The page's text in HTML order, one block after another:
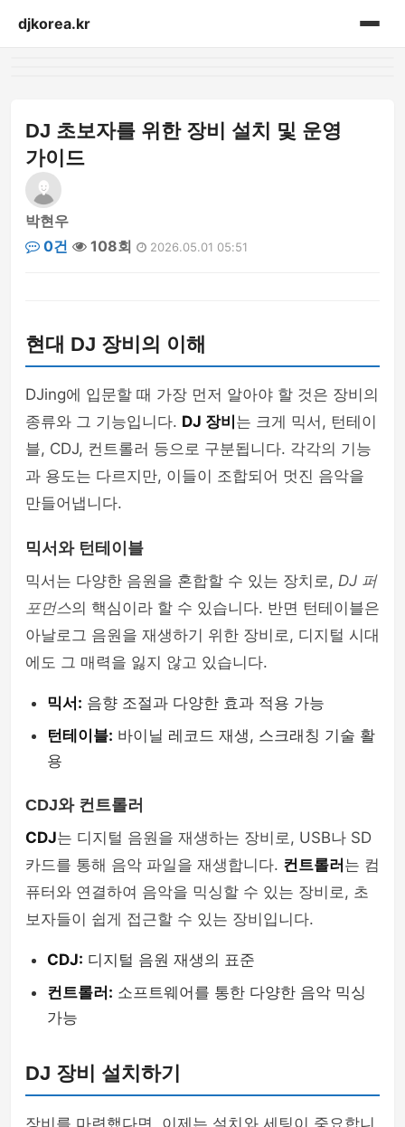
djkorea.kr
DJ 초보자를 위한 장비 설치 및 운영
가이드
박현우
0건
108회 2026.05.01 05:51
현대 DJ 장비의 이해
DJing에 입문할 때 가장 먼저 알아야 할 것은 장비의
종류와 그 기능입니다. DJ 장비 는 크게 믹서, 턴테이
블, CDJ, 컨트롤러 등으로 구분됩니다. 각각의 기능
과 용도는 다르지만, 이들이 조합되어 멋진 음악을
만들어냅니다.
믹서와 턴테이블
믹서는 다양한 음원을 혼합할 수 있는 장치로, DJ 퍼
포먼스의 핵심이라 할 수 있습니다. 반면 턴테이블은
아날로그 음원을 재생하기 위한 장비로, 디지털 시대
에도 그 매력을 잃지 않고 있습니다.
믹서: 음향 조절과 다양한 효과 적용 가능
턴테이블: 바이닐 레코드 재생, 스크래칭 기술 활
용
CDJ와 컨트롤러
CDJ는 디지털 음원을 재생하는 장비로, USB나 SD
카드를 통해 음악 파일을 재생합니다. 컨트롤러 는 컴
퓨터와 연결하여 음악을 믹싱할 수 있는 장비로, 초
보자들이 쉽게 접근할 수 있는 장비입니다.
CDJ: 디지털 음원 재생의 표준
컨트롤러: 소프트웨어를 통한 다양한 음악 믹싱
가능
DJ 장비 설치하기
장비를 마련했다면, 이제는 설치와 세팅이 중요합니